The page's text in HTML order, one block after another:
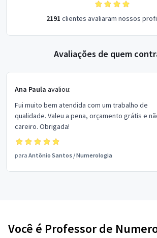
2191 clientes avaliaram nossos
Avaliações de quem
Ana Paula avaliou:
Fui muito bem atendida com um trabalho de
qualidade. Valeu a pena, orçamento grátis e
careiro. Obrigada!
para Antônio Santos /Numerologia
Você é Professor de